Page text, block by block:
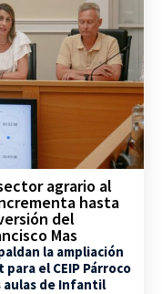
agrario al
hasta
del
Mas
la ampliación
el CEIP Párroco
aulas de Infantil